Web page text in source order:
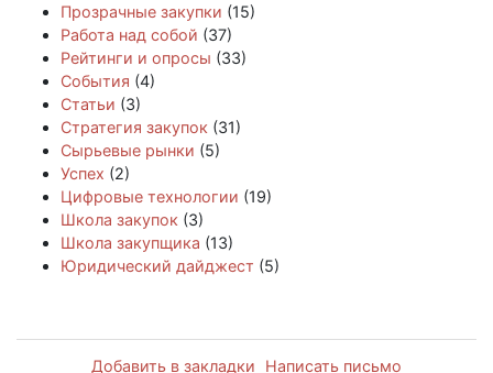
Прозрачные закупки (15)
Работа над собой (37)
Рейтинги и опросы (33)
События (4)
Статьи (3)
Стратегия закупок (31)
Сырьевые рынки (5)
Успех (2)
Цифровые технологии (19)
Школа закупок (3)
Школа закупщика (13)
Юридический дайджест (5)
Добавить в закладки Написать письмо